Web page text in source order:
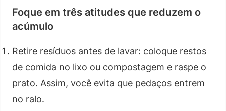
Foque em três atitudes que reduzem o
acúmulo
Retire resíduos antes de lavar: coloque restos
de comida no lixo ou compostagem e raspe o
prato. Assim, você evita que pedaços entrem
no ralo.